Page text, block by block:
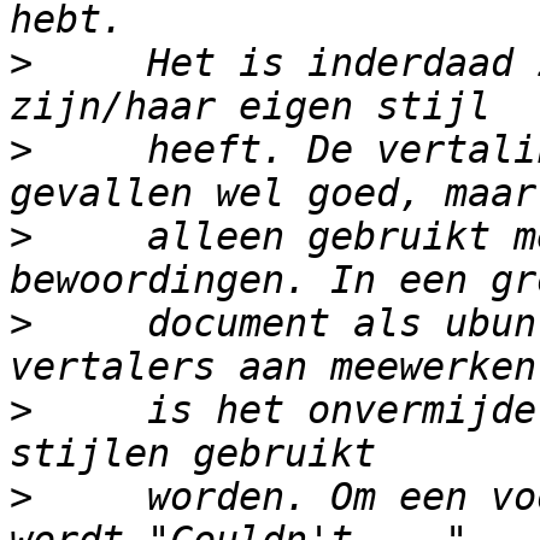
>
Het is inderdaad
>
heeft. De
>
alleen gebruikt
>
document als
>
is het
>
worden. Om een